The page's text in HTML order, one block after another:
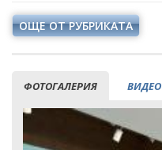
ОЩЕ ОТ РУБРИКАТА
ФОТОГАЛЕРИЯ ВИДЕО